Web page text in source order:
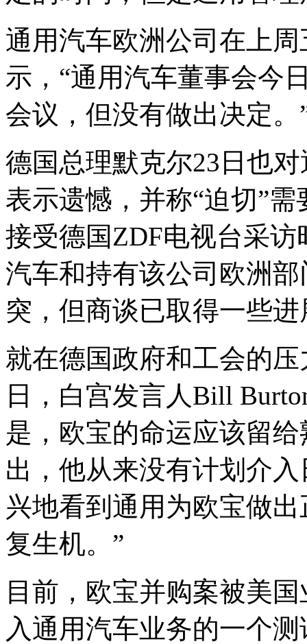
通用汽车欧洲公司在上
示，“通用汽车董事会今
会议，但没有做出决定。
德国总理默克尔23日也
表示遗憾，并称“迫切”
接受德国ZDF电视台采
汽车和持有该公司欧洲
突，但商谈已取得一些进
就在德国政府和工会的
日，白宫发言人Bill
是，欧宝的命运应该留
出，他从来没有计划介
兴地看到通用为欧宝做
复生机。”
目前，欧宝并购案被美
入通用汽车业务的一个